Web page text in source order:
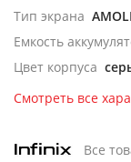
Тип экрана
Емкость
Цвет корпуса
Смотреть все
Все